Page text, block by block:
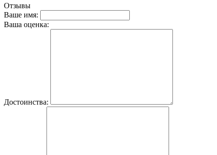
Отзывы
Ваше имя:
Ваша оценка:
Достоинства: